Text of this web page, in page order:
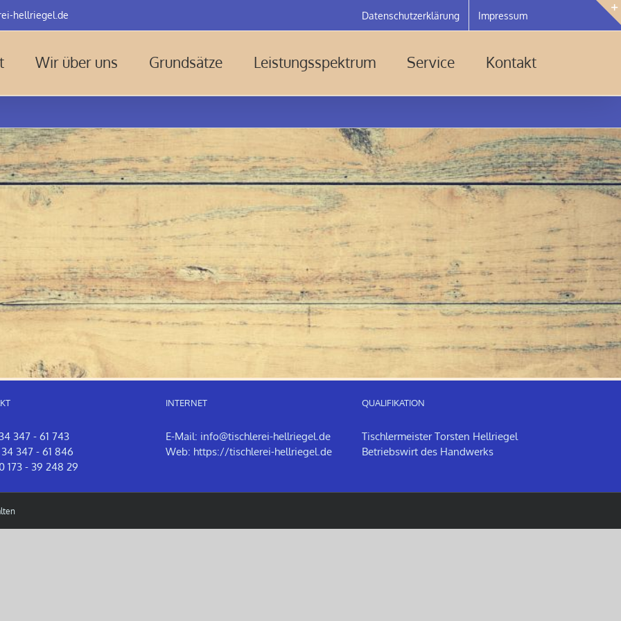
hellriegel.de Datenschutzerklärung Impressum
Wir über uns Grundsätze Leistungsspektrum Service Kontakt
347 - 61 743
347 - 61 846
173 - 39 248 29
INTERNET
E-Mail: info@tischlerei-hellriegel.de
Web: https://tischlerei-hellriegel.de
QUALIFIKATION
Tischlermeister Torsten Hellriegel
Betriebswirt des Handwerks